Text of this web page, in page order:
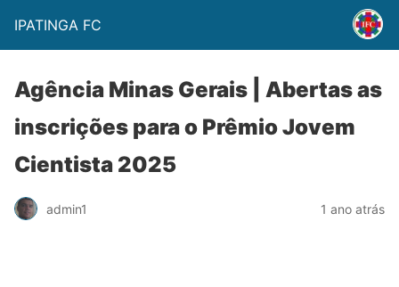
IPATINGA FC
Agência Minas Gerais | Abertas as
inscrições para o Prêmio Jovem
Cientista 2025
admin1 1 ano atrás